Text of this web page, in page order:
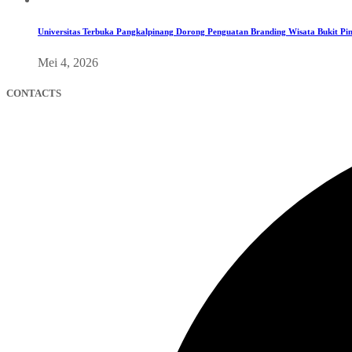
Universitas Terbuka Pangkalpinang Dorong Penguatan Branding Wisata Bukit
Mei 4, 2026
CONTACTS